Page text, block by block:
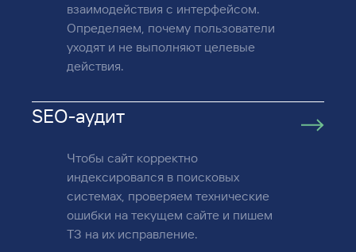
взаимодействия с интерфейсом.
Определяем, почему пользователи
уходят и не выполняют целевые
действия.
SEO-аудит
Чтобы сайт корректно
индексировался в поисковых
системах, проверяем технические
ошибки на текущем сайте и пишем
ТЗ на их исправление.